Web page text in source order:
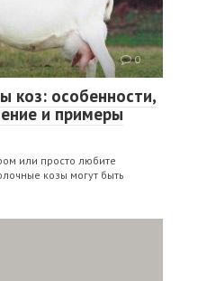
0
коз: особенности,
и примеры
или просто любите
козы могут быть